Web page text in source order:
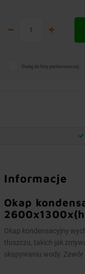
Dodaj do listy porównawczej
Informacje
Okap
Okap kondensacyjny
tłuszczu, takich jak
skapywaniu wody.